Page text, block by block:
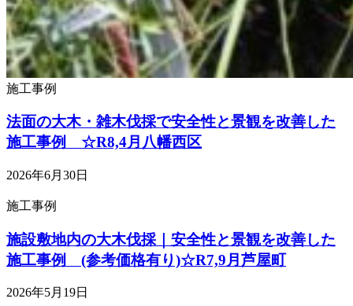
施工事例
法面の大木・雑木伐採で安全性と景観を改善した
施工事例 ☆R8,4月八幡西区
2026年6月30日
施工事例
施設敷地内の大木伐採｜安全性と景観を改善した
施工事例 (参考価格有り)☆R7,9月芦屋町
2026年5月19日